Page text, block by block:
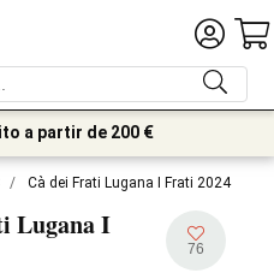
a partir de 200 €
/ Cà dei Frati Lugana I Frati 2024
Lugana I
76